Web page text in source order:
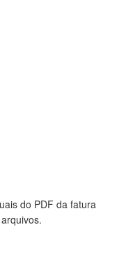
do PDF da fatura